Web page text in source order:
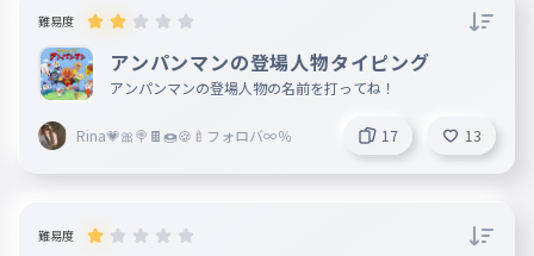
041 あいさ
042 あいは
あいせ
044 あいね
aine
難易度
アンパンマンの登場人物タイピング
アンパンマンの登場人物の名前を打ってね！
Rina💗🎀🍭🍫🍩🍪🍼フォロバ∞％ 17 13
難易度